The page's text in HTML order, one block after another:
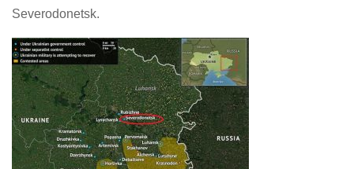
Severodonetsk.